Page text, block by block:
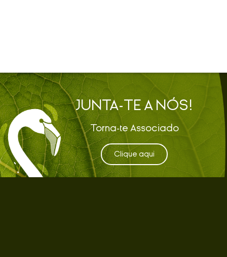
JUNTA-TE A NÓS!
Torna-te Associado
Clique aqui